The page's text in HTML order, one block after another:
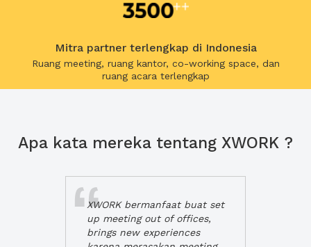
Mitra partner terlengkap di Indonesia
Ruang meeting, ruang kantor, co-working space, dan
ruang acara terlengkap
Apa kata mereka tentang XWORK ?
XWORK bermanfaat buat set
up meeting out of offices,
brings new experiences